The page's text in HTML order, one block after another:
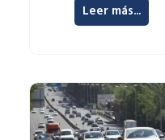
Leer más...